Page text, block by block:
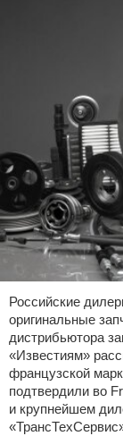
Российские
оригинальные
дистрибьютора
«Известиям»
французской
подтвердили во
и крупнейшем